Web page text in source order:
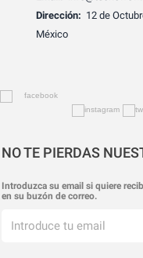
Dirección: 12 de
México
NO TE PIERDAS
Introduzca su email si quiere
en su buzón de correo.